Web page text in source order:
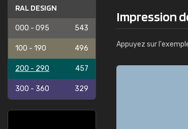
RAL DESIGN
000 - 095 543
100 - 190 496
200 - 290 457
300 - 360 329
Impression
Appuyez sur